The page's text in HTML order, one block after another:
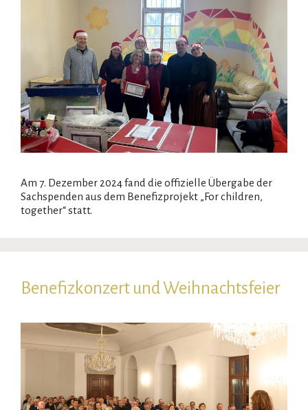
Am 7. Dezember 2024 fand die offizielle Übergabe der
Sachspenden aus dem Benefizprojekt „For children,
together“ statt.
Benefizkonzert und Weihnachtsfeier